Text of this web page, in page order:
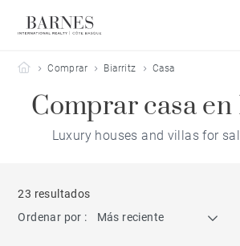
Barnes Côte Basque
Comprar Biarritz Casa
Comprar casa
Luxury houses and villas for
23 resultados
Ordenar por :
Más reciente